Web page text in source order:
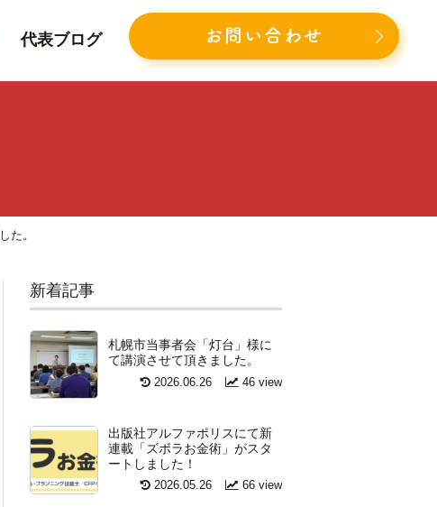
代表ブログ お問い合わせ
た。
新着記事
札幌市当事者会「灯台」様に
て講演させて頂きました。
46 view
2026.06.26
出版社アルファポリスにて新
連載「ズボラお金術」がスタ
ートしました！
66 view
2026.05.26